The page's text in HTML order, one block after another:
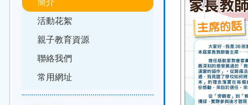
簡介
活動花絮
親子教育資源
聯絡我們
常用網址